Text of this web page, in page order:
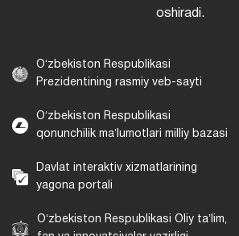
oshiradi.
Oʻzbekiston Respublikasi
Prezidentining rasmiy veb-sayti
Oʻzbekiston Respublikasi
qonunchilik maʼlumotlari milliy bazasi
Davlat interaktiv xizmatlarining
yagona portali
Oʻzbekiston Respublikasi Oliy taʼlim,